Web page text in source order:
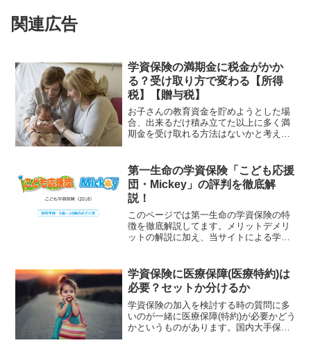
関連広告
学資保険の満期金に税金がかか
る？受け取り方で変わる【所得
税】【贈与税】
お子さんの教育資金を貯めようとした場
合、出来るだけ積み立てた以上に多く満
期金を受け取れる方法はないかと考えた
入しようとしている方など。一般的には
学資保険は銀行の普通預金...
第一生命の学資保険「こども応援
団・Mickey」の評判を徹底解
説！
このページでは第一生命の学資保険の特
徴を徹底解説してます。メリットデメリ
ットの解説に加え、当サイトによる学資
な評価も紹介しています。学資保険をご
検討されている方は是非ご参考くださ
い。
学資保険に医療保障(医療特約)は
必要？セットか分けるか
学資保険の加入を検討する時の質問に多
いのが一緒に医療保障(特約)が必要かどう
かというものがあります。国内大手保険